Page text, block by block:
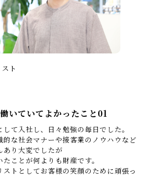
ト
いていてよかったこと01
て入社し、日々勉強の毎日でした。
な社会マナーや接客業のノウハウなど
あり大変でしたが
ことが何よりも財産です。
トとしてお客様の笑顔のために頑張っ